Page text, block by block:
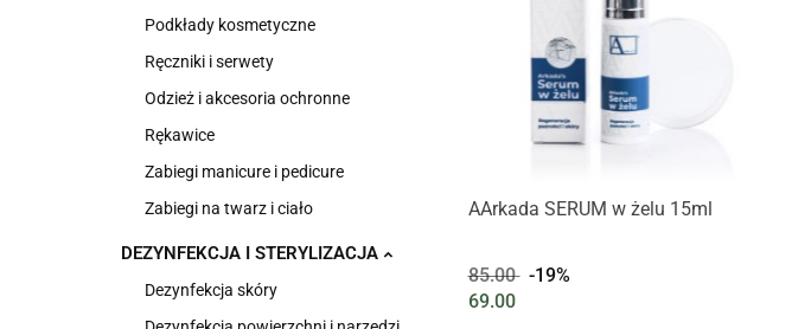
Podkłady kosmetyczne
Ręczniki i serwety
Odzież i akcesoria ochronne
Rękawice
Zabiegi manicure i pedicure
Zabiegi na twarz i ciało
DEZYNFEKCJA I STERYLIZACJA
Dezynfekcja skóry
AArkada SERUM w żelu 15ml
85.00
-19%
69.00